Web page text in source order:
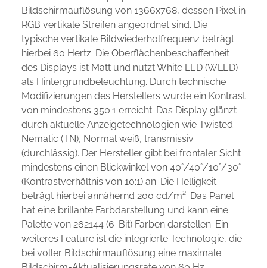
Bildschirmauflösung von 1366x768, dessen Pixel in
RGB vertikale Streifen angeordnet sind. Die
typische vertikale Bildwiederholfrequenz beträgt
hierbei 60 Hertz. Die Oberflächenbeschaffenheit
des Displays ist Matt und nutzt White LED (WLED)
als Hintergrundbeleuchtung. Durch technische
Modifizierungen des Herstellers wurde ein Kontrast
von mindestens 350:1 erreicht. Das Display glänzt
durch aktuelle Anzeigetechnologien wie Twisted
Nematic (TN), Normal weiß, transmissiv
(durchlässig). Der Hersteller gibt bei frontaler Sicht
mindestens einen Blickwinkel von 40°/40°/10°/30°
(Kontrastverhältnis von 10:1) an. Die Helligkeit
beträgt hierbei annähernd 200 cd/m². Das Panel
hat eine brillante Farbdarstellung und kann eine
Palette von 262144 (6-Bit) Farben darstellen. Ein
weiteres Feature ist die integrierte Technologie, die
bei voller Bildschirmauflösung eine maximale